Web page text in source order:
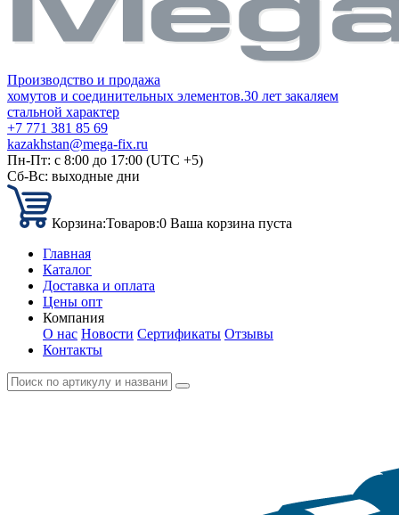
Производство и продажа
хомутов и соединительных элементов.30 лет закаляем
стальной характер
+7 771 381 85 69
kazakhstan@mega-fix.ru
Пн-Пт: с 8:00 до 17:00 (UTC +5)
Сб-Вс: выходные дни
Корзина:Товаров:0 Ваша корзина пуста
Главная
Каталог
Доставка и оплата
Цены опт
Компания
О нас Новости Сертификаты Отзывы
Контакты